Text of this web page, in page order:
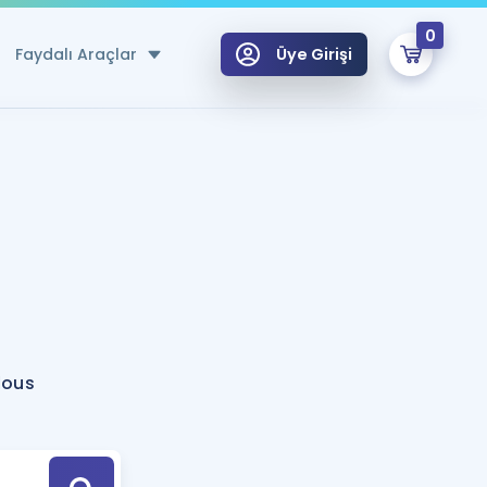
Faydalı Araçlar
Hesaplama Aracı
için Öneriler
Tek Takvimde
Üye Girişi
0
Hoca ile seni sınava hazırlayacak onlarca eğitim seni bekliyor!